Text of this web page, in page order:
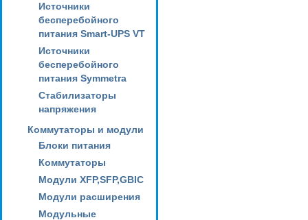
Источники
бесперебойного
питания Smart-UPS VT
Источники
бесперебойного
питания Symmetra
Стабилизаторы
напряжения
Коммутаторы и модули
Блоки питания
Коммутаторы
Модули XFP,SFP,GBIC
Модули расширения
Модульные